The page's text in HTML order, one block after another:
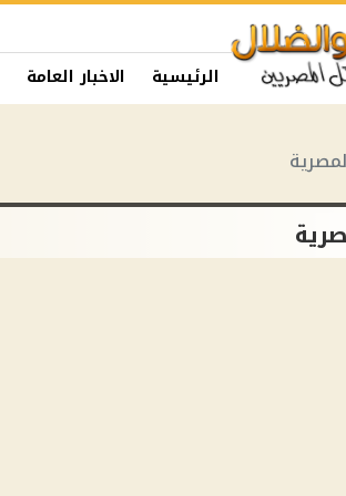
الرئيسية الاخبار العامة